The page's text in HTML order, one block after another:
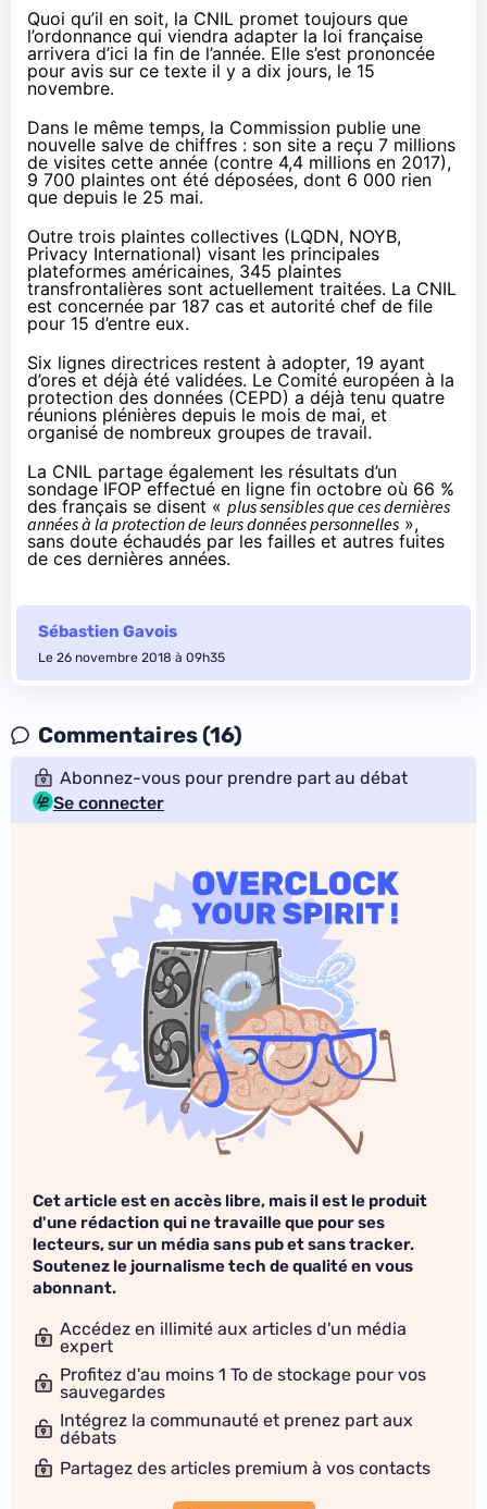
Quoi qu’il en soit, la CNIL promet toujours que
l’ordonnance qui viendra adapter la loi française
arrivera d’ici la fin de l’année. Elle s’est prononcée
pour avis sur ce texte il y a dix jours, le 15
novembre.
Dans le même temps, la Commission publie une
nouvelle salve de chiffres : son site a reçu 7 millions
de visites cette année (contre 4,4 millions en 2017),
9 700 plaintes ont été déposées, dont 6 000 rien
que depuis le 25 mai.
Outre trois plaintes collectives (LQDN, NOYB,
Privacy International) visant les principales
plateformes américaines, 345 plaintes
transfrontalières sont actuellement traitées. La CNIL
est concernée par 187 cas et autorité chef de file
pour 15 d’entre eux.
Six lignes directrices restent à adopter, 19 ayant
d’ores et déjà été validées. Le Comité européen à la
protection des données (CEPD) a déjà tenu quatre
réunions plénières depuis le mois de mai, et
organisé de nombreux groupes de travail.
La CNIL partage également les résultats d’un
sondage IFOP effectué en ligne fin octobre où 66 %
des français se disent « plus sensibles que ces dernières
années à la protection de leurs données personnelles »,
sans doute échaudés par les failles et autres fuites
de ces dernières années.
Sébastien Gavois
Le 26 novembre 2018 à 09h35
Commentaires (16)
Abonnez-vous pour prendre part au débat
Se connecter
Cet article est en accès libre, mais il est le produit
d'une rédaction qui ne travaille que pour ses
lecteurs, sur un média sans pub et sans tracker.
Soutenez le journalisme tech de qualité en vous
abonnant.
Accédez en illimité aux articles d'un média
expert
Profitez d'au moins 1 To de stockage pour vos
sauvegardes
Intégrez la communauté et prenez part aux
débats
Partagez des articles premium à vos contacts